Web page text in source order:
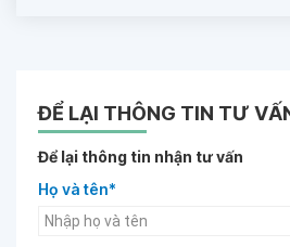
ĐỂ LẠI THÔNG TIN TƯ
Để lại thông tin nhận tư vấn
Họ và tên*